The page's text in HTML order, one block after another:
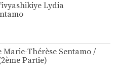
Lydia
Marie-Thérèse Sentamo /
Partie)